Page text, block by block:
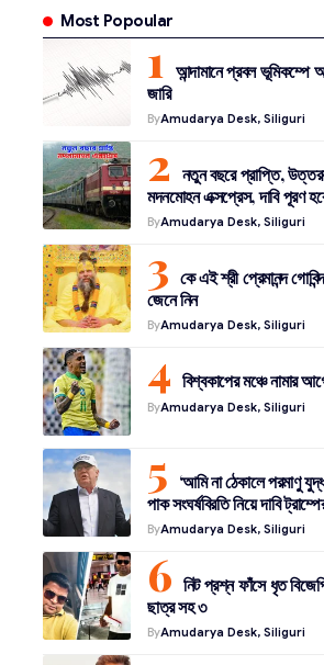
Most Popoular
আন্দামানে প্রবল ভূমিকম্পে
জারি
ByAmudarya Desk, Siliguri
নতুন বছরে প্রাপ্তি,
মদনমোহন এক্সপ্রেস, দাবি পূরণ
ByAmudarya Desk, Siliguri
কে এই শ্রী প্রেমানন্দ
জেনে নিন
ByAmudarya Desk, Siliguri
বিশ্বকাপের মঞ্চে নামার
ByAmudarya Desk, Siliguri
‘আমি না ঠেকালে পরমাণু
পাক সংঘর্ষবিরতি নিয়ে দাবি
ByAmudarya Desk, Siliguri
নিট প্রশ্ন ফাঁসে ধৃত
ছাত্র সহ ৩
ByAmudarya Desk, Siliguri